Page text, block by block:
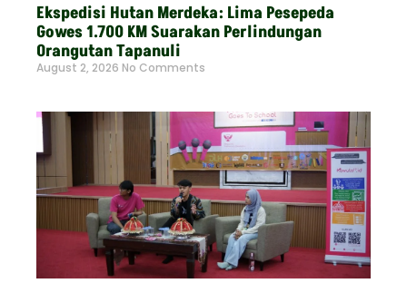
Ekspedisi Hutan Merdeka: Lima Pesepeda
Gowes 1.700 KM Suarakan Perlindungan
Orangutan Tapanuli
August 2, 2026 No Comments